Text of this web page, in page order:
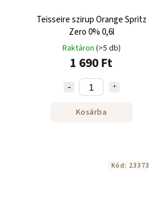
Teisseire szirup Orange Spritz
Zero 0% 0,6l
Raktáron (>5 db)
1 690 Ft
Kosárba
Kód: 23373